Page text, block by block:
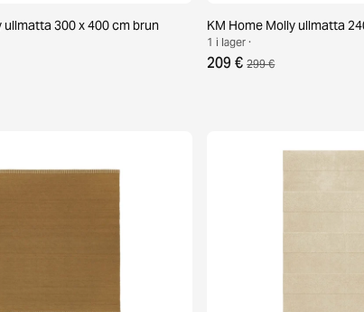
ullmatta 300 x 400 cm brun KM Home Molly ullmatta
1 i lager ·
209 € 299 €